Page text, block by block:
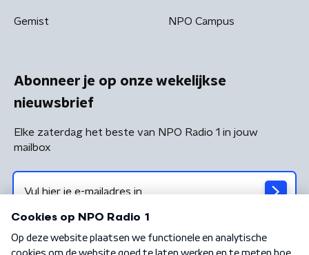
Gemist NPO Campus
Abonneer je op onze wekelijkse
nieuwsbrief
Elke zaterdag het beste van NPO Radio 1 in jouw
mailbox